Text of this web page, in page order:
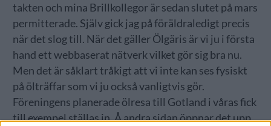
takten och mina Brillkollegor är sedan slutet på mars
permitterade. Själv gick jag på föräldraledigt precis
när det slog till. När det gäller Ölgäris är vi ju i första
hand ett webbaserat nätverk vilket gör sig bra nu.
Men det är såklart tråkigt att vi inte kan ses fysiskt
på ölträffar som vi ju också vanligtvis gör.
Föreningens planerade ölresa till Gotland i våras fick
till exempel ställas in. Å andra sidan öppnar det upp